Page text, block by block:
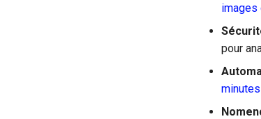
images
pour
minutes